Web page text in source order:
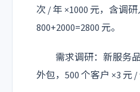
次 / 年 ×1000 元，含调
800+2000=2800 元。
需求调研：新服务品
外包，500 个客户 ×3 元 /